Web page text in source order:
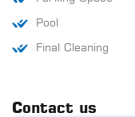
Pool
Final Cleaning
Contact us